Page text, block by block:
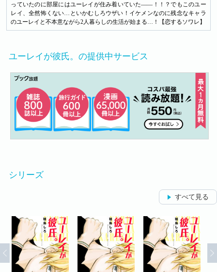
っていたのに部屋にはユーレイが住み着いていた――！！？でもこのユー
レイ、全然怖くない…といかむしろウザい！イケメンなのに残念なキャラ
のユーレイと不本意ながら2人暮らしの生活が始まる…！【恋するソワレ】
ユーレイが彼氏。の提供中サービス
シリーズ
すべて見る